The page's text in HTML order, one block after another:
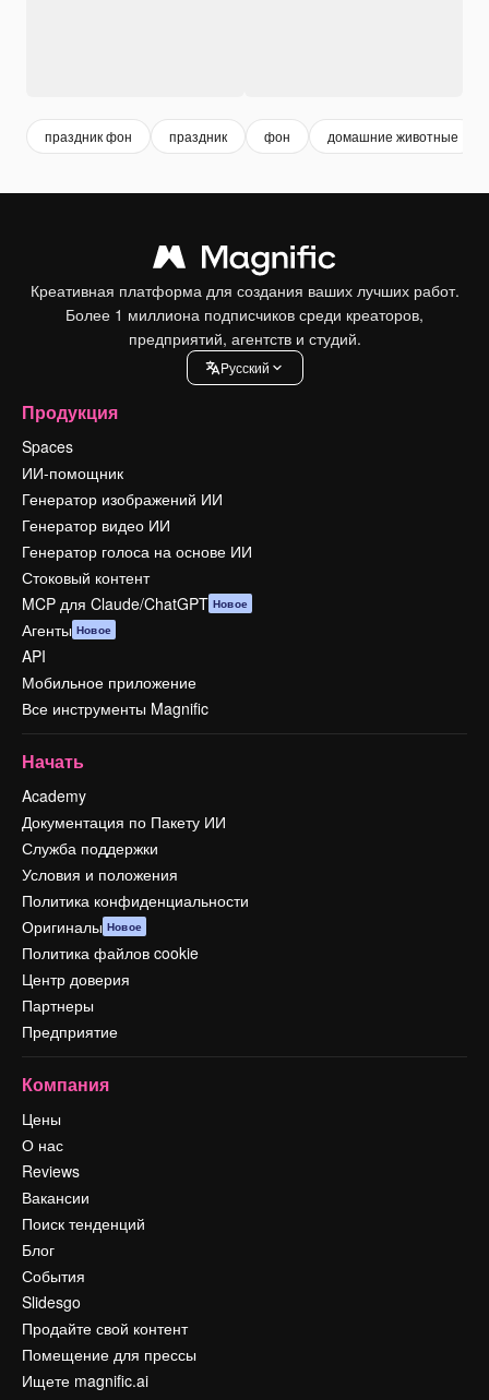
праздник фон праздник фон домашние животные
Креативная платформа для создания ваших лучших работ.
Более 1 миллиона подписчиков среди креаторов,
предприятий, агентств и студий.
Pусский
Продукция
Spaces
ИИ-помощник
Генератор изображений ИИ
Генератор видео ИИ
Генератор голоса на основе ИИ
Стоковый контент
MCP для Claude/ChatGPT Новое
Агенты Новое
API
Мобильное приложение
Все инструменты Magnific
Начать
Academy
Документация по Пакету ИИ
Служба поддержки
Условия и положения
Политика конфиденциальности
Оригиналы Новое
Политика файлов cookie
Центр доверия
Партнеры
Предприятие
Компания
Цены
О нас
Reviews
Вакансии
Поиск тенденций
Блог
События
Slidesgo
Продайте свой контент
Помещение для прессы
Ищете magnific.ai